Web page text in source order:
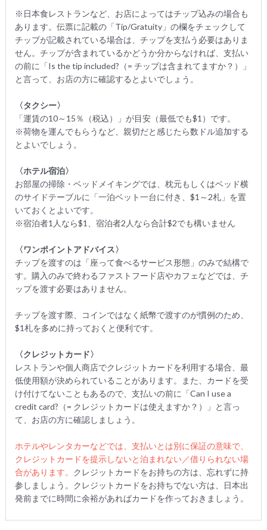
※日本食レストランなど、お店によってはチップ込みの場合も
あります。伝票に記載の「Tip/Gratuity」の欄をチェックして
チップが記載されている場合は、チップを支払う必要はありま
せん。チップが含まれているかどうか分からなければ、支払い
の前に「Is the tip included?（= チップは含まれてますか？）」
と言って、お店の方に確認するとよいでしょう。
〈タクシー〉
「運賃の10～15％（税込）」が目安（最低でも$1）です。
※荷物を運んでもらうなど、親切だと感じたら数ドル追加する
とよいでしょう。
〈ホテル宿泊〉
お部屋の掃除・ベッドメイキングでは、枕元もしくはベッド横
のサイドテーブルに「一泊ベット一台に付き、$1～2札」を置
いておくとよいです。
※宿泊者1人なら$1、宿泊者2人なら合計$2でも構いません
〈ワンポイントアドバイス〉
チップを渡すのは「座って食べるサービス形態」のみで結構で
す。購入のみで終わるファストフード店やカフェなどでは、チ
ップを渡す必要はありません。
チップを渡す際、コインではなく紙幣で渡すのが慣例のため、
$1札を多めに持っておくと便利です。
〈クレジットカード〉
レストランや個人商店でクレジットカードを利用する場合、最
低使用額が決められていることがあります。また、カードを受
け付けてないこともあるので、支払いの前に「Can I use a
credit card?（= クレジットカードは使えますか？）」と言っ
て、お店の方に確認しましょう。
ホテルやレンタカーなどでは、支払いとは別に保証の意味で、
クレジットカードを提示しないと泊まれない／借りられない場
合があります。 クレジットカードをお持ちの方は、忘れずに持
参しましょう。クレジットカードをお持ちでない方は、日本出
発前までに時間に余裕があればカードを作っておきましょう。